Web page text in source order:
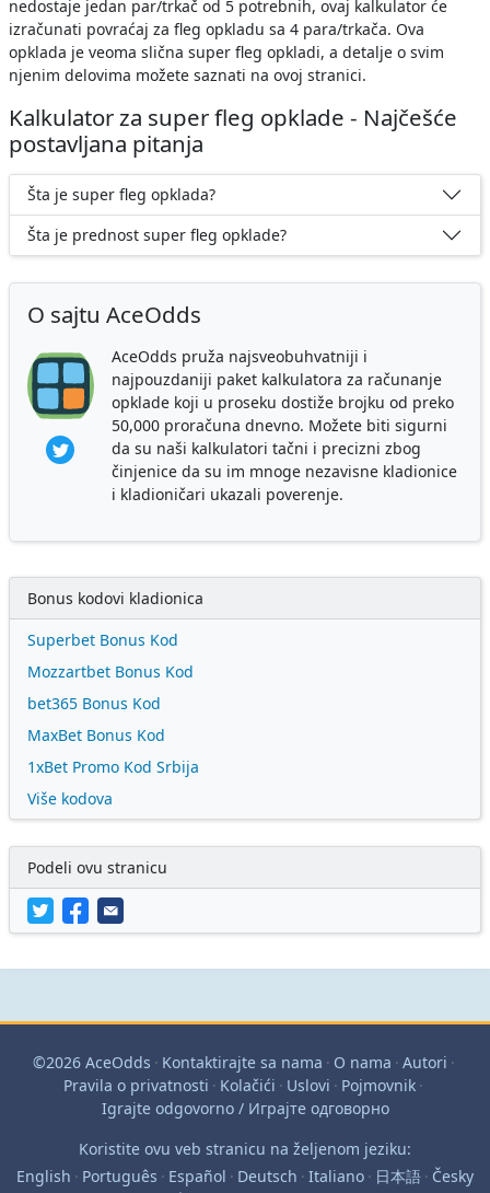
nedostaje jedan par/trkač od 5 potrebnih, ovaj kalkulator će
izračunati povraćaj za fleg opkladu sa 4 para/trkača. Ova
opklada je veoma slična super fleg opkladi, a detalje o svim
njenim delovima možete saznati na ovoj stranici.
Kalkulator za super fleg opklade - Najčešće
postavljana pitanja
Šta je super fleg opklada?
Šta je prednost super fleg opklade?
O sajtu AceOdds
AceOdds pruža najsveobuhvatniji i
najpouzdaniji paket kalkulatora za računanje
opklade koji u proseku dostiže brojku od preko
50,000 proračuna dnevno. Možete biti sigurni
da su naši kalkulatori tačni i precizni zbog
činjenice da su im mnoge nezavisne kladionice
i kladioničari ukazali poverenje.
Bonus kodovi kladionica
Superbet Bonus Kod
Mozzartbet Bonus Kod
bet365 Bonus Kod
MaxBet Bonus Kod
1xBet Promo Kod Srbija
Više kodova
Podeli ovu stranicu
©2026 AceOdds · Kontaktirajte sa nama · O nama · Autori ·
Pravila o privatnosti · Kolačići · Uslovi · Pojmovnik ·
Igrajte odgovorno / Играјте одговорно
Koristite ovu veb stranicu na željenom jeziku:
English · Português · Español · Deutsch · Italiano · 日本語 · Česky